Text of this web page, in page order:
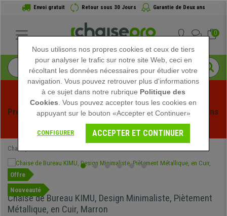
Envoi gratuit Retour sous 30 Jours Garantie de Deux ans
0
Profitez des soldes d'été chez Chaisepro ! Des réductions
exclusives pour une durée limitée - Voir l'offre
Chaisepro
Offre
Nouveauté
Chaise de Bureau KIMU, Design Minimaliste, Piètement
Métallique, en Cuir, Marron
Nous utilisons nos propres cookies et ceux de tiers
pour analyser le trafic sur notre site Web, ceci en
récoltant les données nécessaires pour étudier votre
navigation. Vous pouvez retrouver plus d'informations
à ce sujet dans notre rubrique Politique des
Cookies . Vous pouvez accepter tous les cookies en
appuyant sur le bouton «Accepter et Continuer»
CONFIGURER ACCEPTER ET CONTINUER